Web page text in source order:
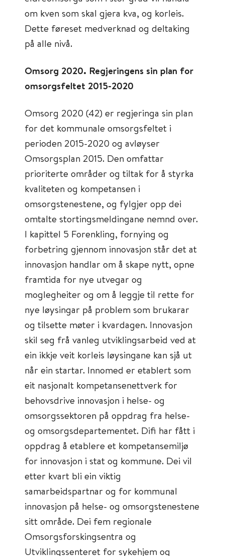
om kven som skal gjera kva, og korleis.
Dette føreset medverknad og deltaking
på alle nivå.
Omsorg 2020. Regjeringens sin plan for
omsorgsfeltet 2015-2020
Omsorg 2020 (42) er regjeringa sin plan
for det kommunale omsorgsfeltet i
perioden 2015-2020 og avløyser
Omsorgsplan 2015. Den omfattar
prioriterte områder og tiltak for å styrka
kvaliteten og kompetansen i
omsorgstenestene, og fylgjer opp dei
omtalte stortingsmeldingane nemnd over.
I kapittel 5 Forenkling, fornying og
forbetring gjennom innovasjon står det at
innovasjon handlar om å skape nytt, opne
framtida for nye utvegar og
moglegheiter og om å leggje til rette for
nye løysingar på problem som brukarar
og tilsette møter i kvardagen. Innovasjon
skil seg frå vanleg utviklingsarbeid ved at
ein ikkje veit korleis løysingane kan sjå ut
når ein startar. Innomed er etablert som
eit nasjonalt kompetansenettverk for
behovsdrive innovasjon i helse- og
omsorgssektoren på oppdrag fra helse-
og omsorgsdepartementet. Difi har fått i
oppdrag å etablere et kompetansemiljø
for innovasjon i stat og kommune. Dei vil
etter kvart bli ein viktig
samarbeidspartnar og for kommunal
innovasjon på helse- og omsorgstenestene
sitt område. Dei fem regionale
Omsorgsforskingsentra og
Utviklingssenteret for sykehjem og